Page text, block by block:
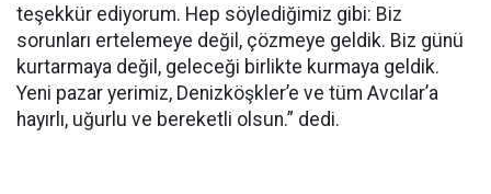
teşekkür ediyorum. Hep söylediğimiz gibi: Biz
sorunları ertelemeye değil, çözmeye geldik. Biz günü
kurtarmaya değil, geleceği birlikte kurmaya geldik.
Yeni pazar yerimiz, Denizköşkler’e ve tüm Avcılar’a
hayırlı, uğurlu ve bereketli olsun.” dedi.